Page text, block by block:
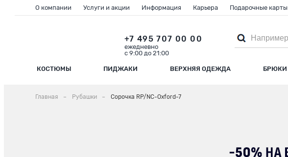
КОСТЮМЫ ПИДЖАКИ ВЕРХНЯЯ ОДЕЖДА БРЮКИ
+7 495 707 00 00
ежедневно
с 9:00 до 21:00
О компании Услуги и акции Информация Карьера Подарочные карты
Главная Рубашки Сорочка RP/NC-Oxford-7